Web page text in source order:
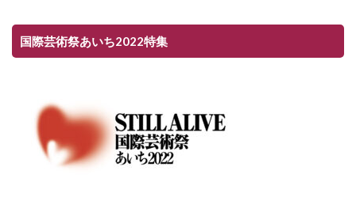
国際芸術祭あいち2022特集